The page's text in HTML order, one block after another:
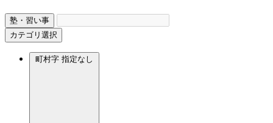
塾・習い事
カテゴリ選択
町村字 指定なし